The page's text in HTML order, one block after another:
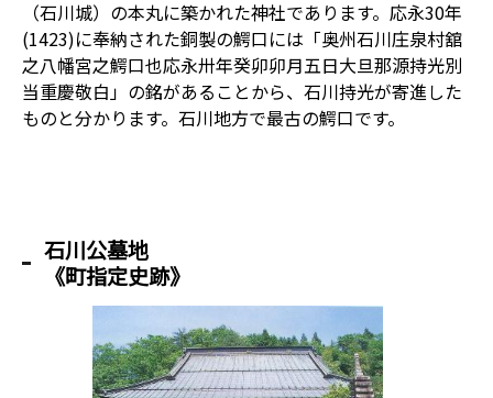
（石川城）の本丸に築かれた神社であります。応永30年
(1423)に奉納された銅製の鰐口には「奥州石川庄泉村舘
之八幡宮之鰐口也応永卅年癸卯卯月五日大旦那源持光別
当重慶敬白」の銘があることから、石川持光が寄進した
ものと分かります。石川地方で最古の鰐口です。
石川公墓地
《町指定史跡》